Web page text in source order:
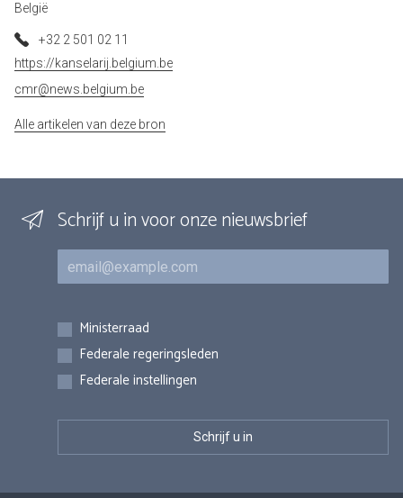
België
+32 2 501 02 11
https://kanselarij.belgium.be
cmr@news.belgium.be
Alle artikelen van deze bron
Schrijf u in voor onze nieuwsbrief
E-mail
Inschrijvingen
Ministerraad
Federale regeringsleden
Federale instellingen